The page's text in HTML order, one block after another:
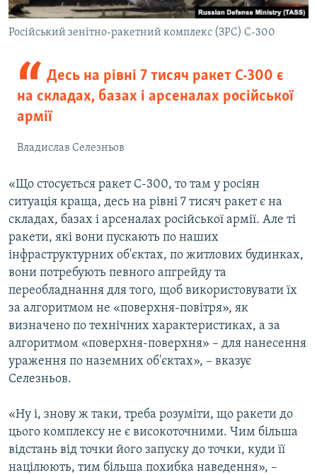
Російський зенітно-ракетний комплекс (ЗРС) С-300
Десь на рівні 7 тисяч ракет С-300 є
на складах, базах і арсеналах російської
армії
Владислав Селезньов
«Що стосується ракет С-300, то там у росіян
ситуація краща, десь на рівні 7 тисяч ракет є на
складах, базах і арсеналах російської армії. Але ті
ракети, які вони пускають по наших
інфраструктурних об'єктах, по житлових будинках,
вони потребують певного апгрейду та
переобладнання для того, щоб використовувати їх
за алгоритмом не «поверхня-повітря», як
визначено по технічних характеристиках, а за
алгоритмом «поверхня-поверхня» – для нанесення
ураження по наземних об'єктах», – вказує
Селезньов.
«Ну і, знову ж таки, треба розуміти, що ракети до
цього комплексу не є високоточними. Чим більша
відстань від точки його запуску до точки, куди її
націлюють, тим більша похибка наведення», –